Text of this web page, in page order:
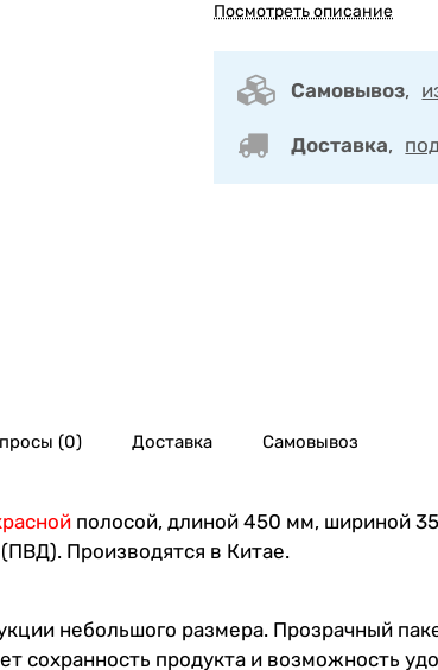
Посмотреть описание
Самовывоз,
Доставка,
(0) Доставка Самовывоз
полосой, длиной 450 мм, шириной
Производятся в Китае.
небольшого размера. Прозрачный
сохранность продукта и возможность